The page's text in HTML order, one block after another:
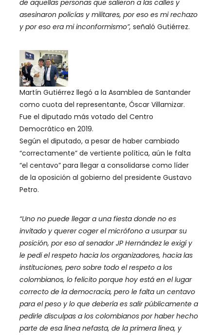
de aquellas personas que salieron a las calles y
asesinaron policías y militares, por eso es mi rechazo
y por eso era mi inconformismo”, señaló Gutiérrez.
Martín Gutiérrez llegó a la Asamblea de Santander
como cuota del representante, Óscar Villamizar.
Fue el diputado más votado del Centro
Democrático en 2019.
Según el diputado, a pesar de haber cambiado
“correctamente” de vertiente política, aún le falta
“el centavo” para llegar a consolidarse como líder
de la oposición al gobierno del presidente Gustavo
Petro.
“Uno no puede llegar a una fiesta donde no es
invitado y querer coger el micrófono a usurpar su
posición, por eso al senador JP Hernández le exigí y
le pedí el respeto hacia los organizadores, hacia las
instituciones, pero sobre todo el respeto a los
colombianos, lo felicito porque hoy está en el lugar
correcto de la democracia, pero le falta un centavo
para el peso y lo que debería es salir públicamente a
pedirle disculpas a los colombianos por haber hecho
parte de esa línea nefasta, de la primera línea, y